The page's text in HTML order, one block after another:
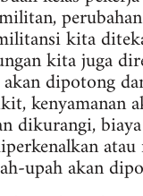
kita
kita juga
dipotong
kenyamanan
dikurangi,
upah akan